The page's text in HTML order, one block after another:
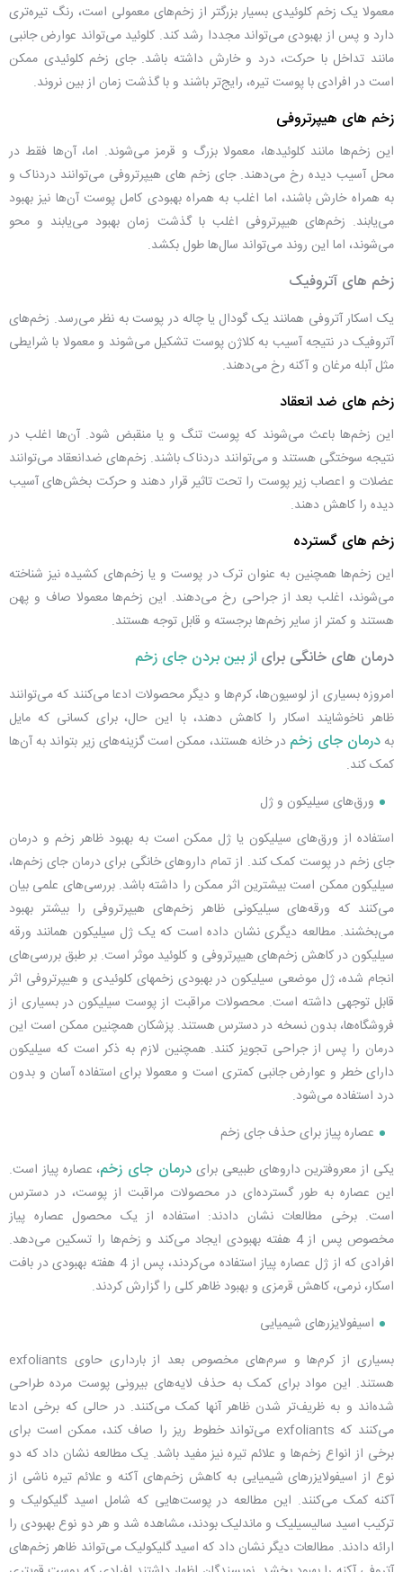
معمولا یک زخم کلوئیدی بسیار بزرگتر از زخم‌‌های معمولی است، رنگ تیره‌تری
دارد و پس از بهبودی می‌تواند مجددا رشد کند. کلوئید می‌تواند عوارض جانبی
مانند تداخل با حرکت، درد و خارش داشته باشد.جای زخمکلوئید‌ی ممکن
است در افرادی با پوست تیره، رایج‌تر باشند و با گذشت زمان از بین نروند.
زخم های هیپرتروفی
این زخم‌ها مانند کلوئید‌ها، معمولا بزرگ و قرمز می‌شوند. اما، آن‌ها فقط در
محل آسیب دیده رخ می‌دهند.جای زخم های هیپرتروفی می‌توانند دردناک و
به همراه خارش باشند، اما اغلب به همراه بهبودی کامل پوست آن‌ها نیز بهبود
می‌یابند. زخم‌های هیپرتروفی اغلب با گذشت زمان بهبود می‌یابند و محو
می‌شوند، اما این روند می‌تواند سال‌ها طول بکشد.
زخم های آتروفیک
یک اسکار آتروفی همانند یک گودال یا چاله در پوست به نظر می‌رسد. زخم‌های
آتروفیک در نتیجه آسیب به کلاژن پوست تشکیل می‌شوند و معمولا با شرایطی
مثل آبله مرغان و آکنه رخ می‌دهند.
زخم های ضد انعقاد
این زخم‌ها باعث می‌شوند که پوست تنگ و یا منقبض شود. آن‌ها اغلب در
نتیجه سوختگی هستند و می‌توانند دردناک باشند. زخم‌های ضد‌انعقاد می‌توانند
عضلات و اعصاب زیر پوست را تحت تاثیر قرار دهند و حرکت بخش‌های آسیب
دیده را کاهش دهند.
زخم های گسترده
این زخم‌ها همچنین به عنوان ترک در پوست و یا زخم‌های کشیده نیز شناخته
می‌شوند، اغلب بعد از جراحی رخ می‌دهند. این زخم‌ها معمولا صاف و پهن
هستند و کمتر از سایر زخم‌ها برجسته و قابل توجه هستند.
درمان های خانگی برای از بین بردن جای زخم
امروزه بسیاری از لوسیون‌ها، کرم‌ها و دیگر محصولات ادعا می‌کنند که می‌توانند
ظاهر ناخوشایند اسکار را کاهش دهند، با این حال، برای کسانی که مایل
بهدرمان جای زخم در خانه هستند، ممکن است گزینه‌های زیر بتواند به آن‌ها
کمک کند.
ورق‌های سیلیکون و ژل
استفاده از ورق‌های سیلیکون یا ژل ممکن است به بهبود ظاهر زخم و درمان
جای زخم در پوست کمک کند. از تمام داروهای خانگی برایدرمان جای زخم‌ها،
سیلیکون ممکن است بیشترین اثر ممکن را داشته باشد. بررسی‌های علمی بیان
می‌کنند که ورقه‌های سیلیکونی ظاهر زخم‌های هیپرتروفی را بیشتر بهبود
می‌بخشند. مطالعه دیگری نشان داده است که یک ژل سیلیکون همانند ورقه
سیلیکون در کاهش زخم‌های هیپرتروفی و کلوئید موثر است. بر طبق بررسی‌های
انجام شده، ژل موضعی سیلیکون در بهبودی زخمهای کلوئیدی و هیپرتروفی اثر
قابل توجهی داشته است. محصولات مراقبت از پوست سیلیکون در بسیاری از
فروشگاه‌ها، بدون نسخه در دسترس هستند. پزشکان همچنین ممکن است این
درمان را پس از جراحی تجویز کنند. همچنین لازم به ذکر است که سیلیکون
دارای خطر و عوارض جانبی کمتری است و معمولا برای استفاده آسان و بدون
درد استفاده می‌شود.
عصاره پیاز برای حذف جای زخم
یکی از معروفترین داروهای طبیعی برای درمان جای زخم، عصاره پیاز است.
این عصاره به طور گسترده‌ای در محصولات مراقبت از پوست، در دسترس
است. برخی مطالعات نشان دادند: استفاده از یک محصول عصاره پیاز
مخصوص پس از 4 هفته بهبودی ایجاد می‌کند و زخم‌ها را تسکین می‌دهد.
افرادی که از ژل عصاره پیاز استفاده می‌کردند، پس از 4 هفته بهبودی در بافت
اسکار، نرمی، کاهش قرمزی و بهبود ظاهر کلی را گزارش کردند.
اسیفولایزرهای شیمیایی
بسیاری از کرم‌ها و سرم‌های مخصوص بعد از بارداری حاوی exfoliants
هستند. این مواد برای کمک به حذف لایه‌های بیرونی پوست مرده طراحی
شده‌اند و به ظریف‌تر شدن ظاهر آنها کمک می‌کنند. در حالی که برخی ادعا
می‌کنند که exfoliants می‌تواند خطوط ریز را صاف کند، ممکن است برای
برخی از انواع زخم‌ها و علائم تیره نیز مفید باشد. یک مطالعه نشان داد که دو
نوع از اسیفولایزرهای شیمیایی به کاهش زخم‌های آکنه و علائم تیره ناشی از
آکنه کمک می‌کنند. این مطالعه در پوست‌هایی که شامل اسید گلیکولیک و
ترکیب اسید سالیسیلیک و ماندلیک بودند، مشاهده شد و هر دو نوع بهبودی را
ارائه دادند. مطالعات دیگر نشان داد که اسید گلیکولیک می‌تواند ظاهر زخم‌های